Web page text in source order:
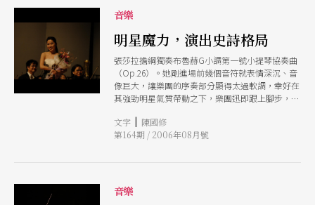
音樂
明星魔力，演出史詩格局
張莎拉擔綱獨奏布魯赫G小調第一號小提琴協奏曲
（Op.26）。她剛進場前幾個音符就表情深沉、音
像巨大，讓樂團的序奏部分顯得太過軟調，幸好在
其強勁明星氣質帶動之下，樂團迅即跟上腳步，意
宣洩哀愁浪漫情懷而已。
文字 | 陳國修
第164期 / 2006年08月號
音樂